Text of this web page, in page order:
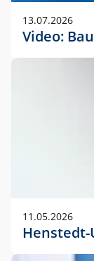
13.07.2026
Video:
11.05.2026